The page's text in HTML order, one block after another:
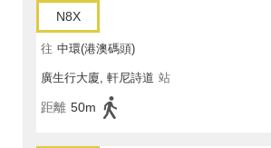
N8X
往 中環(港澳碼頭)
廣生行大廈, 軒尼詩道 站
距離 50m